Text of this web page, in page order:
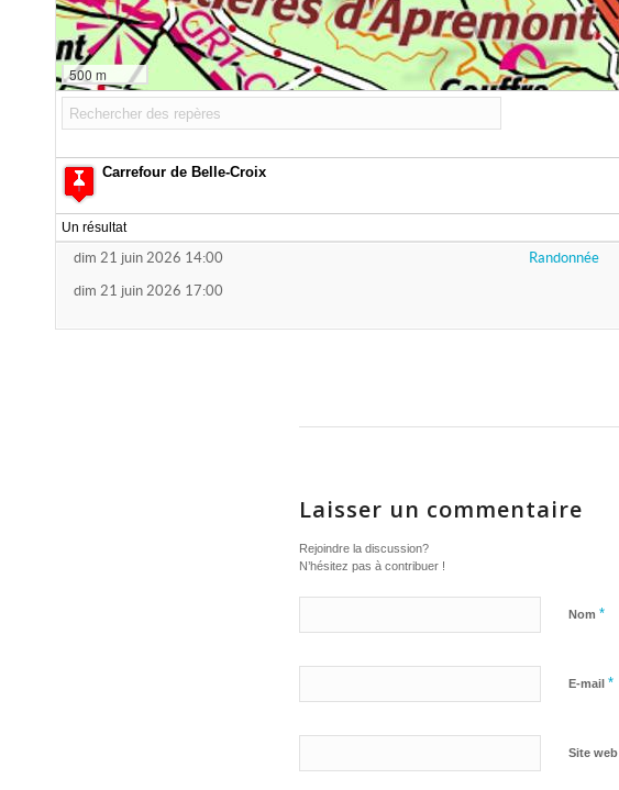
500 m
Carrefour de Belle-Croix
Un résultat
dim 21 juin 2026 14:00
dim 21 juin 2026 17:00
Randonnée
Laisser un commentaire
Rejoindre la discussion?
N’hésitez pas à contribuer !
Nom *
E-mail *
Site web